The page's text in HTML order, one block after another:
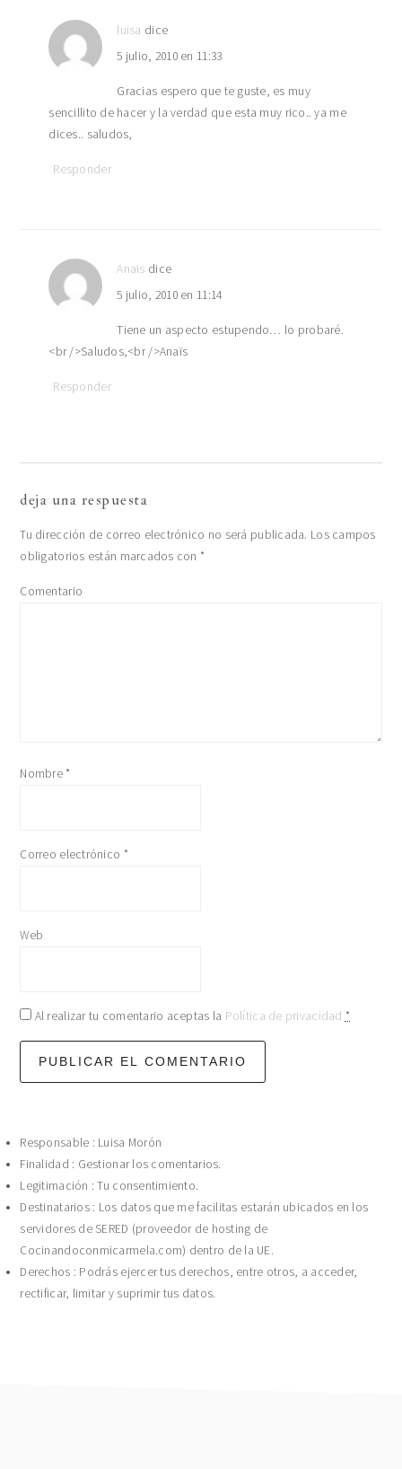
los
lectores
luisa dice
5 julio, 2010 en 11:33
Gracias espero que te guste, es muy
sencillito de hacer y la verdad que esta muy rico.. ya me
dices.. saludos,
Responder
Anaïs dice
5 julio, 2010 en 11:14
Tiene un aspecto estupendo… lo probaré.
<br />Saludos,<br />Anaïs
Responder
deja una respuesta
Tu dirección de correo electrónico no será publicada. Los campos
obligatorios están marcados con *
Comentario
Nombre *
Correo electrónico *
Web
Al realizar tu comentario aceptas la Política de privacidad *
Responsable : Luisa Morón
Finalidad : Gestionar los comentarios.
Legitimación : Tu consentimiento.
Destinatarios : Los datos que me facilitas estarán ubicados en los
servidores de SERED (proveedor de hosting de
Cocinandoconmicarmela.com) dentro de la UE.
Derechos : Podrás ejercer tus derechos, entre otros, a acceder,
rectificar, limitar y suprimir tus datos.